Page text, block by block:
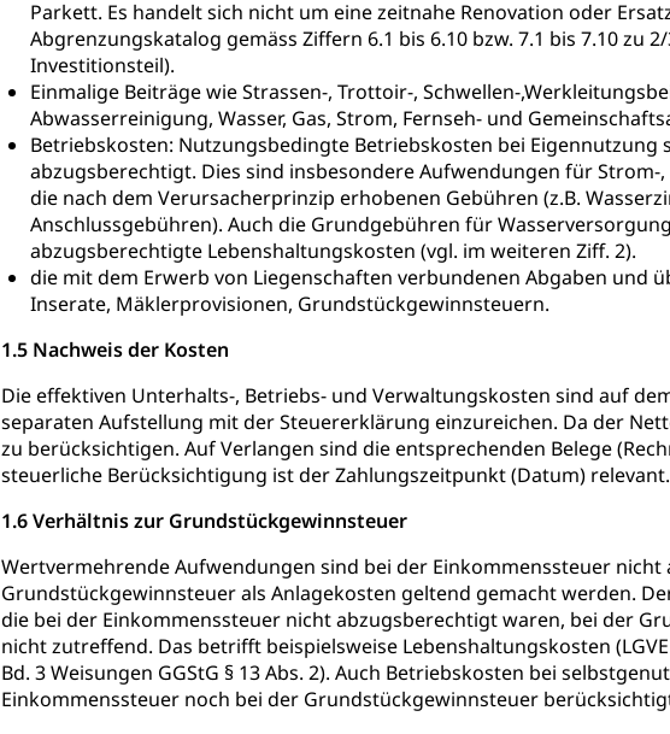
Parkett. Es handelt sich nicht um eine zeitnahe Renovation oder
Abgrenzungskatalog gemäss Ziffern 6.1 bis 6.10 bzw. 7.1 bis 7.10
Investitionsteil).
Einmalige Beiträge wie Strassen-, Trottoir-, Schwellen-
Abwasserreinigung, Wasser, Gas, Strom, Fernseh- und
Betriebskosten: Nutzungsbedingte Betriebskosten bei
abzugsberechtigt. Dies sind insbesondere Aufwendungen für
die nach dem Verursacherprinzip erhobenen Gebühren (z.B.
Anschlussgebühren). Auch die Grundgebühren für
abzugsberechtigte Lebenshaltungskosten (vgl. im weiteren Ziff. 2).
die mit dem Erwerb von Liegenschaften verbundenen Abgaben und
Inserate, Mäklerprovisionen, Grundstückgewinnsteuern.
1.5 Nachweis der Kosten
Die effektiven Unterhalts-, Betriebs- und Verwaltungskosten sind auf
separaten Aufstellung mit der Steuererklärung einzureichen. Da der
zu berücksichtigen. Auf Verlangen sind die entsprechenden Belege
steuerliche Berücksichtigung ist der Zahlungszeitpunkt (Datum) relevant.
1.6 Verhältnis zur Grundstückgewinnsteuer
Wertvermehrende Aufwendungen sind bei der Einkommenssteuer
Grundstückgewinnsteuer als Anlagekosten geltend gemacht werden.
die bei der Einkommenssteuer nicht abzugsberechtigt waren, bei der
nicht zutreffend. Das betrifft beispielsweise Lebenshaltungskosten (LGVE
Bd. 3 Weisungen GGStG § 13 Abs. 2). Auch Betriebskosten bei
Einkommenssteuer noch bei der Grundstückgewinnsteuer